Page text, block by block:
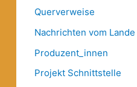
Querverweise
Nachrichten vom Lande
Produzent_innen
Projekt Schnittstelle